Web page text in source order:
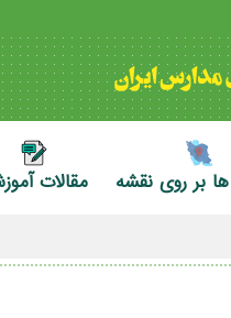
بر روی نقشه مقالات